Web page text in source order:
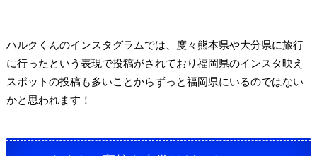
ハルクくんのインスタグラムでは、
度々熊本県や大分県に旅行
に行ったという表現で投稿がされており福岡県のインスタ映え
スポットの投稿も多いことからずっと福岡県にいるのではない
かと思われます！